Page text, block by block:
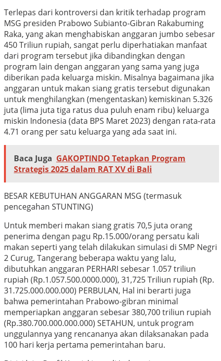
Terlepas dari kontroversi dan kritik terhadap program
MSG presiden Prabowo Subianto-Gibran Rakabuming
Raka, yang akan menghabiskan anggaran jumbo sebesar
450 Triliun rupiah, sangat perlu diperhatiakan manfaat
dari program tersebut jika dibandingkan dengan
program lain dengan anggaran yang sama yang juga
diberikan pada keluarga miskin. Misalnya bagaimana jika
anggaran untuk makan siang gratis tersebut digunakan
untuk menghilangkan (mengentaskan) kemiskinan 5.326
juta (lima juta tiga ratus dua puluh enam ribu) keluarga
miskin Indonesia (data BPS Maret 2023) dengan rata-rata
4.71 orang per satu keluarga yang ada saat ini.
Baca Juga GAKOPTINDO Tetapkan Program
Strategis 2025 dalam RAT XV di Bali
BESAR KEBUTUHAN ANGGARAN MSG (termasuk
pencegahan STUNTING)
Untuk memberi makan siang gratis 70,5 juta orang
penerima dengan pagu Rp.15.000/orang persatu kali
makan seperti yang telah dilakukan simulasi di SMP Negri
2 Curug, Tangerang beberapa waktu yang lalu,
dibutuhkan anggaran PERHARI sebesar 1.057 triliun
rupiah (Rp.1.057.500.0000.000), 31,725 Triliun rupiah (Rp.
31.725.000.000.000) PERBULAN, Hal ini berarti juga
bahwa pemerintahan Prabowo-gibran minimal
memperiapkan anggaran sebesar 380,700 triliun rupiah
(Rp.380.700.000.000.000) SETAHUN, untuk program
unggulannya yang rencananya akan dilaksanakan pada
100 hari kerja pertama pemerintahan baru.